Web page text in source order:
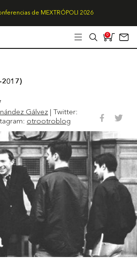
de MEXTRÓPOLI 2026
0
2017)
Gálvez | Twitter:
otrootroblog